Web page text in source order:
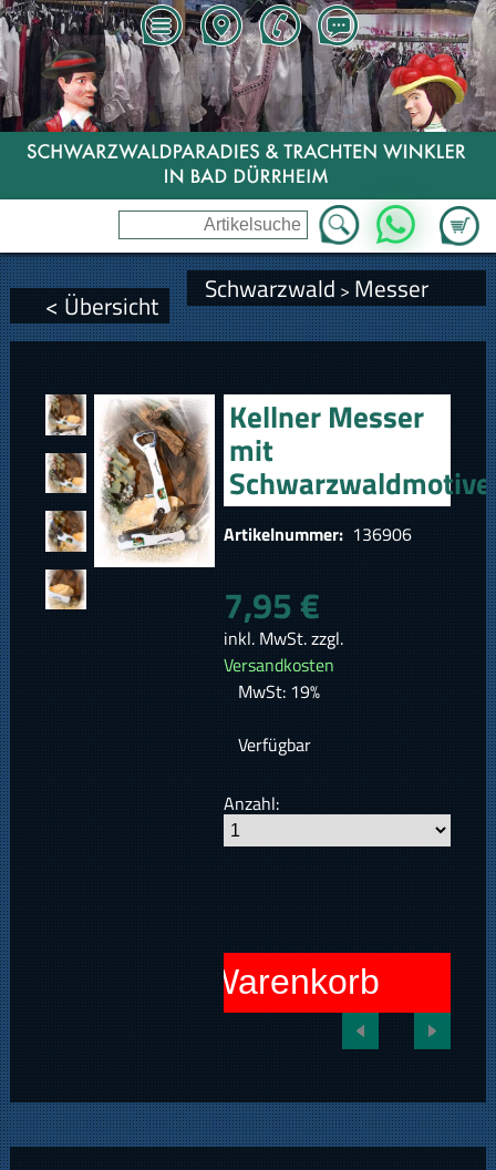
Zum
WhatsApp
< Übersicht Schwarzwald > Messer
Kellner Messer
mit
Artikelnummer: 136906
7,95 €
inkl. MwSt. zzgl.
Versandkosten
MwSt: 19%
Verfügbar
Anzahl:
In den Warenkorb